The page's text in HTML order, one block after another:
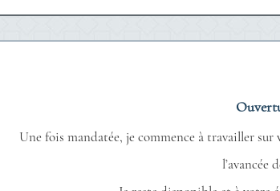
Une fois mandatée, je commence à travailler
l’avancée